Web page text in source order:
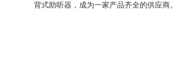
背式助听器，成为一家产品齐全的供应商。